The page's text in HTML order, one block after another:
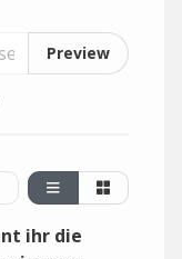
Preview